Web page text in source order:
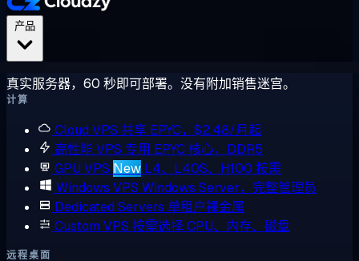
真实服务器，60 秒即可部署。没有附加销售迷宫。
计算
Cloud VPS 共享 EPYC，$2.48/月起
高性能 VPS 专用 EPYC 核心，DDR5
GPU VPS New L4、L40S、H100 按需
Windows VPS Windows Server，完整管理员
Dedicated Servers 单租户裸金属
Custom VPS 按需选择 CPU、内存、磁盘
远程桌面